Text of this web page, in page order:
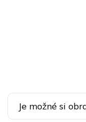
Je možné si